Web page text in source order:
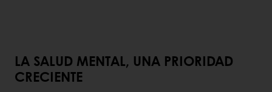
LA SALUD MENTAL, UNA PRIORIDAD
CRECIENTE